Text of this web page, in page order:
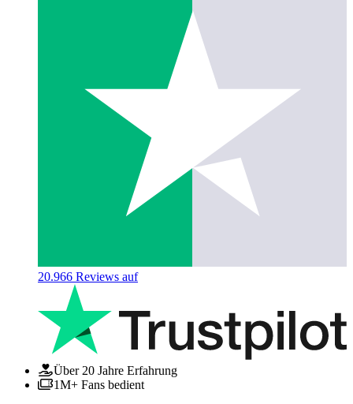
20.966 Reviews auf
Über 20 Jahre Erfahrung
1M+ Fans bedient